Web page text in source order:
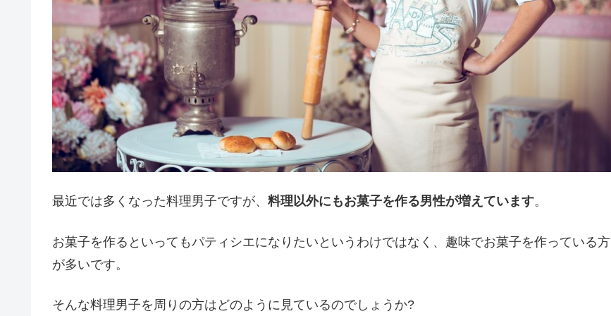
最近では多くなった料理男子ですが、 料理以外にもお菓子を作る男性が増えています。
お菓子を作るといってもパティシエになりたいというわけではなく、趣味でお菓子を作っている方
が多いです。
そんな料理男子を周りの方はどのように見ているのでしょうか?